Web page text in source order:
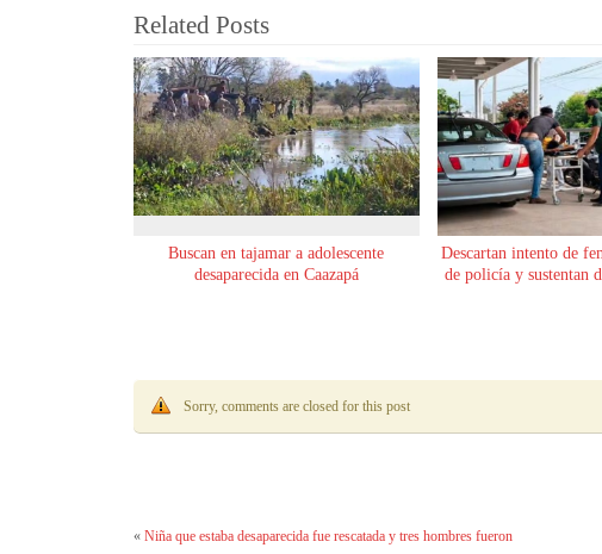
Related Posts
Buscan en tajamar a adolescente
desaparecida en Caazapá
Descartan intento de
de policía y sustentan
Sorry, comments are closed for this post
« Niña que estaba desaparecida fue rescatada y tres hombres fueron